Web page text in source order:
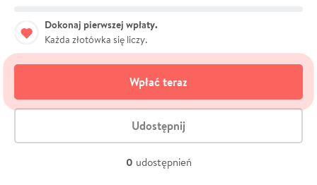
Dokonaj pierwszej wpłaty.
Każda złotówka się liczy.
Wpłać teraz
Udostępnij
0 udostępnień